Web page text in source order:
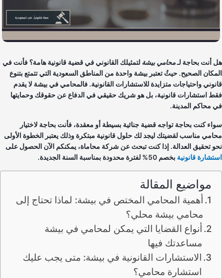
أنت بحاجة لـ محاميبيشةلتمثيلك القانوني في قضية قانونية هامة؟ فأنت في
الصحيح. حيثُ تعتبر بيشة واحدة من المناطق السعودية التي تتمتع بتنوع
واحتياجات متزايدة للاستشارات القانونية. فالمحامي في بيشة لا يقدم
استشارات قانونية، بل هو شريك حقيقي في الدفاع عن حقوقك وحمايتها
محاكم المدينة.
كنت بحاجة تواجه قضية جنائية بسيطة أو معقدة، فأنت بحاجة لاختيار
مناسب لقضيتك ليجد لك حلول قانونية مبتكرة وذلك يعتبر الخطوة الأولى
تحقيق العدالة. إذا كنت تبحث عن شركة محاماة، يمكنكم الآن الحصول على
قانونيةبخصم 50% لفترة محدودة بمناسبة السنة الجديدة.
مواضيع المقالة
أهمية المحامي المختص في بيشة: لماذا تحتاج إلى
محامي بيشة محلي؟
أنواع القضايا التي يمكن لمحامي في بيشة
مساعدتك فيها
الاستشارات القانونية في بيشة: متى يجب عليك
استشارة محامي؟